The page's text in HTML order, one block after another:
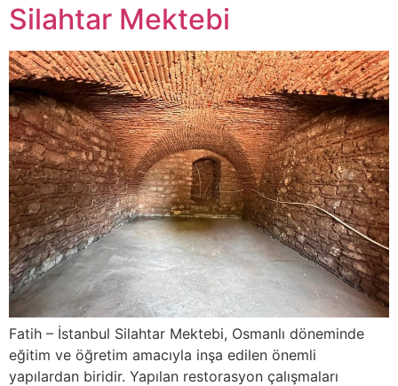
Silahtar Mektebi
Fatih – İstanbul Silahtar Mektebi, Osmanlı döneminde
eğitim ve öğretim amacıyla inşa edilen önemli
yapılardan biridir. Yapılan restorasyon çalışmaları